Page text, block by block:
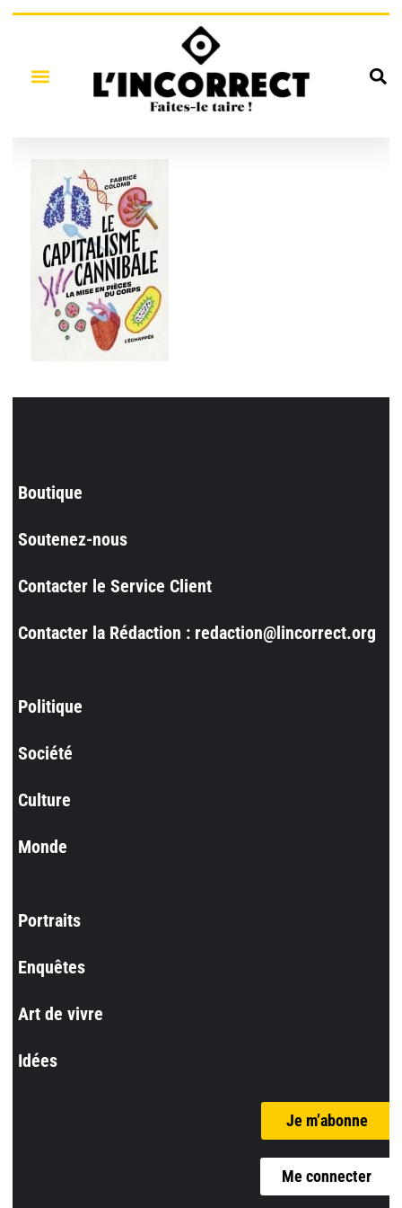
Boutique
Soutenez-nous
Contacter le Service Client
Contacter la Rédaction : redaction@lincorrect.org
Politique
Société
Culture
Monde
Portraits
Enquêtes
Art de vivre
Idées
Je m’abonne
Me connecter